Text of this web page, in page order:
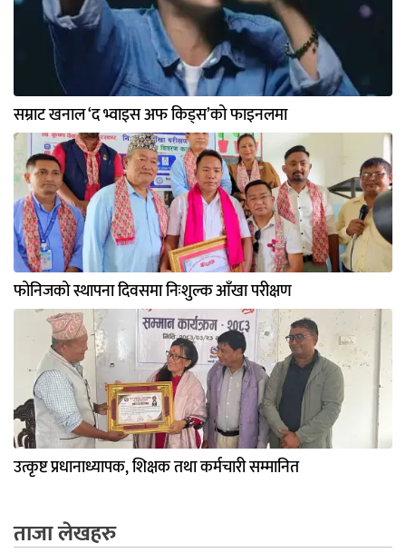
सम्राट खनाल ‘द भ्वाइस अफ किड्स’को फाइनलमा
फोनिजको स्थापना दिवसमा निःशुल्क आँखा परीक्षण
उत्कृष्ट प्रधानाध्यापक, शिक्षक तथा कर्मचारी सम्मानित
ताजा लेखहरु